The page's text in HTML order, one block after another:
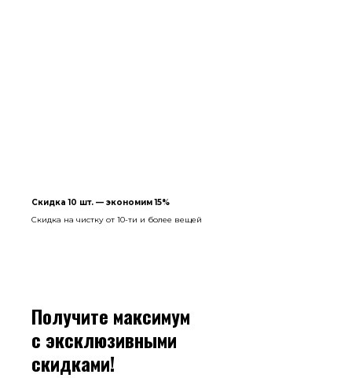
Скидка 10 шт. — экономим 15%
Скидка на чистку от 10-ти и более вещей
Получите максимум
с эксклюзивными
скидками!